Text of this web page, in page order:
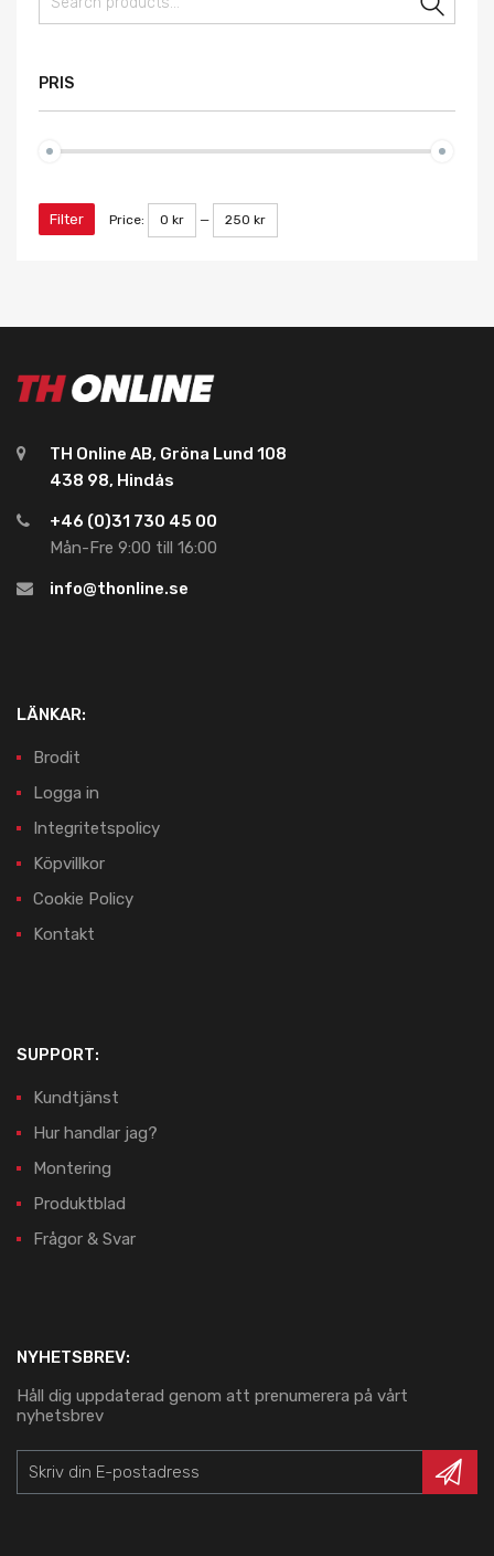
PRIS
Filter Price: 0 kr — 250 kr
TH Online AB, Gröna Lund 108
438 98, Hindås
+46 (0)31 730 45 00
Mån-Fre 9:00 till 16:00
info@thonline.se
LÄNKAR:
Brodit
Logga in
Integritetspolicy
Köpvillkor
Cookie Policy
Kontakt
SUPPORT:
Kundtjänst
Hur handlar jag?
Montering
Produktblad
Frågor & Svar
NYHETSBREV:
Håll dig uppdaterad genom att prenumerera på vårt
nyhetsbrev